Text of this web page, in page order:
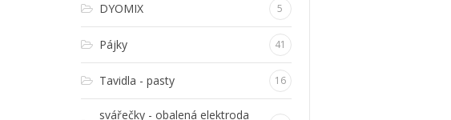
DYOMIX 5
Pájky 41
Tavidla - pasty 16
svářečky - obalená elektroda